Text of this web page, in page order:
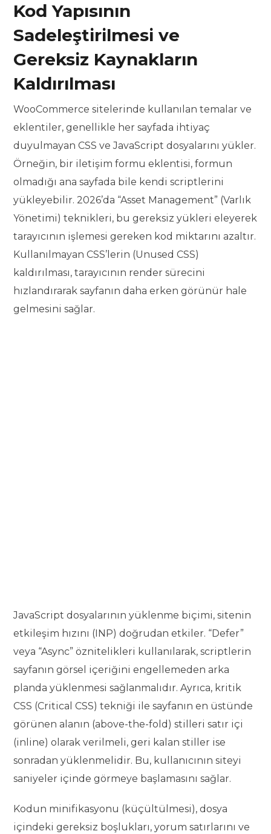
Kod Yapısının
Sadeleştirilmesi ve
Gereksiz Kaynakların
Kaldırılması
WooCommerce sitelerinde kullanılan temalar ve
eklentiler, genellikle her sayfada ihtiyaç
duyulmayan CSS ve JavaScript dosyalarını yükler.
Örneğin, bir iletişim formu eklentisi, formun
olmadığı ana sayfada bile kendi scriptlerini
yükleyebilir. 2026’da “Asset Management” (Varlık
Yönetimi) teknikleri, bu gereksiz yükleri eleyerek
tarayıcının işlemesi gereken kod miktarını azaltır.
Kullanılmayan CSS’lerin (Unused CSS)
kaldırılması, tarayıcının render sürecini
hızlandırarak sayfanın daha erken görünür hale
gelmesini sağlar.
JavaScript dosyalarının yüklenme biçimi, sitenin
etkileşim hızını (INP) doğrudan etkiler. “Defer”
veya “Async” öznitelikleri kullanılarak, scriptlerin
sayfanın görsel içeriğini engellemeden arka
planda yüklenmesi sağlanmalıdır. Ayrıca, kritik
CSS (Critical CSS) tekniği ile sayfanın en üstünde
görünen alanın (above-the-fold) stilleri satır içi
(inline) olarak verilmeli, geri kalan stiller ise
sonradan yüklenmelidir. Bu, kullanıcının siteyi
saniyeler içinde görmeye başlamasını sağlar.
Kodun minifikasyonu (küçültülmesi), dosya
içindeki gereksiz boşlukları, yorum satırlarını ve